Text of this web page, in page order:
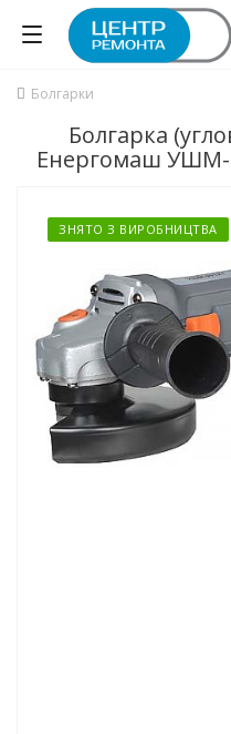
Болгарки
Болгарка
Енергомаш УШМ-
ЗНЯТО З ВИРОБНИЦТВА